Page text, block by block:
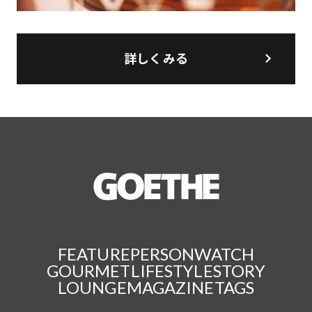
詳しくみる
FEATUREPERSONWATCH
GOURMETLIFESTYLESTORY
LOUNGEMAGAZINETAGS